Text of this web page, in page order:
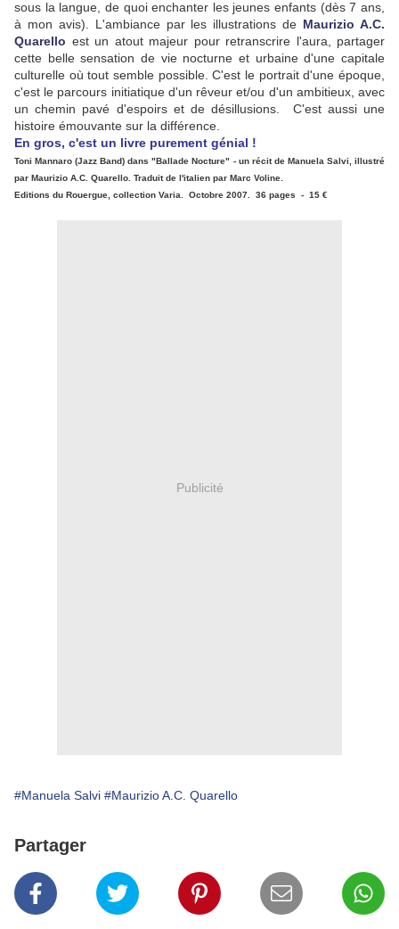
sous la langue, de quoi enchanter les jeunes enfants (dès 7 ans,
à mon avis). L'ambiance par les illustrations de Maurizio A.C.
Quarello est un atout majeur pour retranscrire l'aura, partager
cette belle sensation de vie nocturne et urbaine d'une capitale
culturelle où tout semble possible. C'est le portrait d'une époque,
c'est le parcours initiatique d'un rêveur et/ou d'un ambitieux, avec
un chemin pavé d'espoirs et de désillusions. C'est aussi une
histoire émouvante sur la différence.
En gros, c'est un livre purement génial !
Toni Mannaro (Jazz Band) dans "Ballade Nocture" - un récit de Manuela Salvi, illustré
par Maurizio A.C. Quarello. Traduit de l'italien par Marc Voline.
Editions du Rouergue, collection Varia. Octobre 2007. 36 pages - 15 €
Publicité
#Manuela Salvi #Maurizio A.C. Quarello
Partager